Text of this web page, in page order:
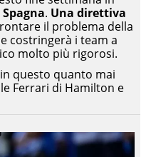
. Una direttiva
il problema della
costringerà i team a
molto più rigorosi.
questo quanto mai
Ferrari di Hamilton e